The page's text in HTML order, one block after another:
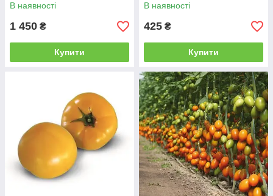
В наявності
1 450 ₴
Купити
В наявності
425 ₴
Купити